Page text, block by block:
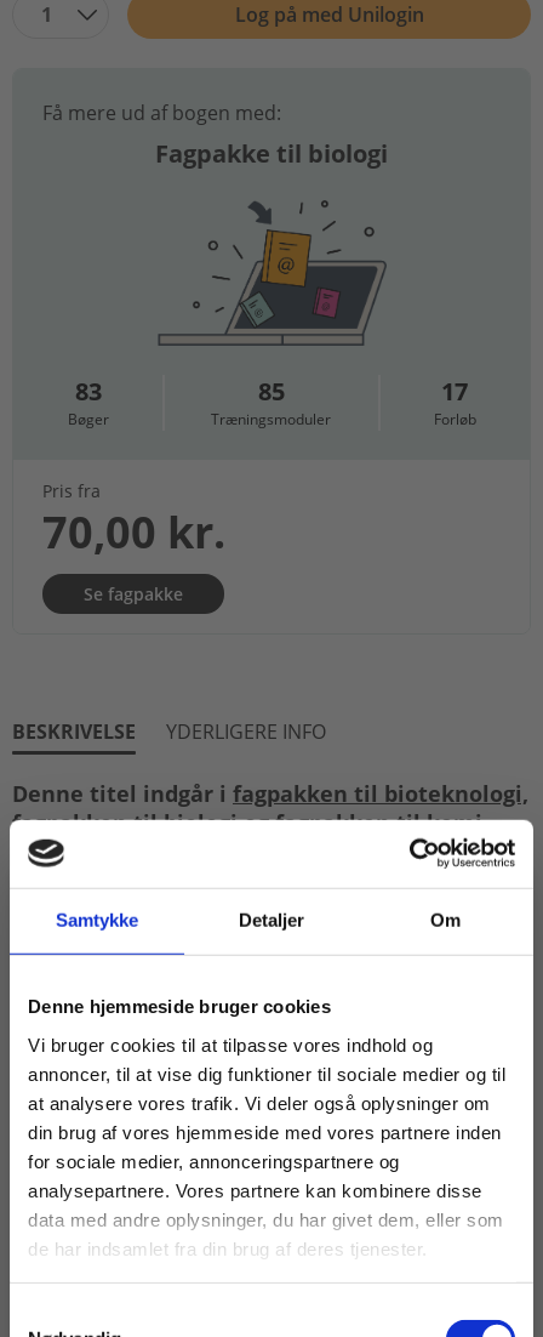
Samtykke Detaljer Om
Denne hjemmeside bruger cookies
Vi bruger cookies til at tilpasse vores indhold og
annoncer, til at vise dig funktioner til sociale medier og til
at analysere vores trafik. Vi deler også oplysninger om
din brug af vores hjemmeside med vores partnere inden
for sociale medier, annonceringspartnere og
analysepartnere. Vores partnere kan kombinere disse
data med andre oplysninger, du har givet dem, eller som
de har indsamlet fra din brug af deres tjenester.
1 Log på med Unilogin
Få mere ud af bogen med:
Fagpakke til biologi
83
Bøger
85
Træningsmoduler
17
Forløb
Pris fra
70,00 kr.
Se fagpakke
BESKRIVELSE YDERLIGERE INFO
Denne titel indgår i fagpakken til bioteknologi,
fagpakken til biologiogfagpakken til kemi.
Denne bog er første bind i en serie af bøger til
STX-faget Bioteknologi A. Bøgerne vil tilsammen
dække kernestof og udvalgt supplerende stof som
det fremgår af læreplanen fra 2017 for faget. Bind
1 er skrevet til undervisningen i 1.g.
Bogen indeholder følgende syv kapitler:
I gang med bioteknologi
Cellernes biologi og kemi
Proteiner og enzymer
Se på DNA
Mikrobiel vækst og produktion af bioethanol
Køb læremidler og find masterclasses mm.
Fortsæt som:
For privatkunder og
studerende. Du får
vist priser inkl.
For institutioner og
virksomheder. Du
får vist priser ekskl.